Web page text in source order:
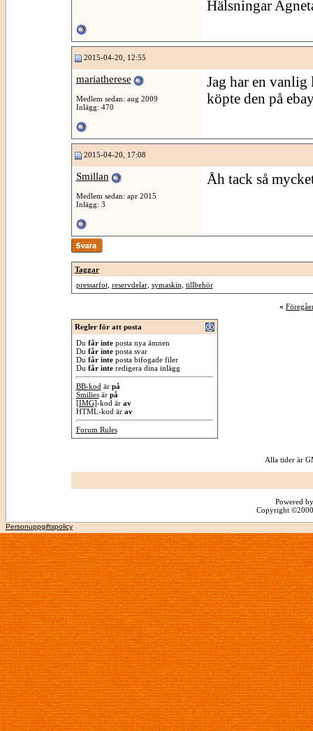
Hälsningar
2015-04-20, 12:55
mariatherese
Medlem sedan: aug 2009
Inlägg: 470
Jag har en
köpte den på
2015-04-20, 17:08
Smillan
Medlem sedan: apr 2015
Inlägg: 3
Åh tack så
Taggar
pressarfot, reservdelar, symaskin tillbehör
«
Regler för att posta
Du får inteposta nya ämnen
Du får inteposta svar
Du får inteposta bifogade filer
Du får interedigera dina inlägg
BB-kod är på
Smiliesär på
[IMG]-kod är av
HTML-kod är av
Forum Rules
Alla tider är
Powered
Copyright
Personuppgiftspolicy